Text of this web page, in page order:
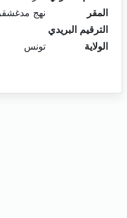
المقر
نهج مدغشقر عدد 04
الترقيم البريدي
الولاية
تونس